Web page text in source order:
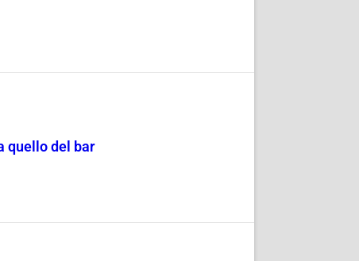
quello del bar